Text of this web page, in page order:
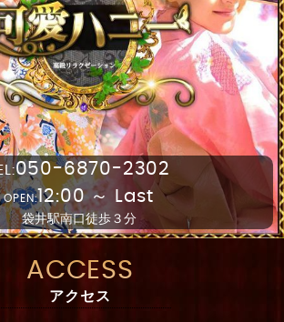
050-6870-2302
OPEN:12:00 ～ Last
袋井駅南口徒歩３分
アクセス
ACCESS